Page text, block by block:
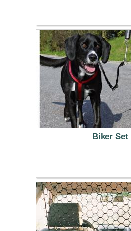
11.99 €
Biker Set
29.99 €